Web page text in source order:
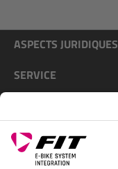
ASPECTS JURIDIQUES
SERVICE